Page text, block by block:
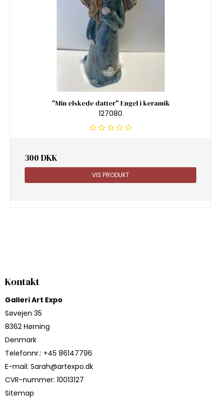
"Min elskede datter" Engel i keramik
127080
300 DKK
VIS PRODUKT
Kontakt
Galleri Art Expo
Søvejen 35
8362 Hørning
Denmark
Telefonnr.: +45 86147796
E-mail: Sarah@artexpo.dk
CVR-nummer: 10013127
Sitemap